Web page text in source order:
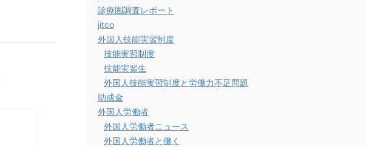
診療圏調査レポート
jitco
外国人技能実習制度
技能実習制度
技能実習生
外国人技能実習制度と労働力不足問題
助成金
外国人労働者
外国人労働者ニュース
外国人労働者と働く